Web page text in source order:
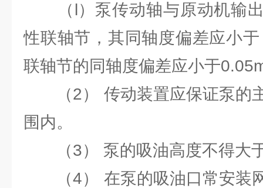
（l）泵传动轴与原动机输出
性联轴节，其同轴度偏差应小
联轴节的同轴度偏差应小于
（2） 传动装置应保证泵的
围内。
（3） 泵的吸油高度不得大
（4） 在泵的吸油口常安装